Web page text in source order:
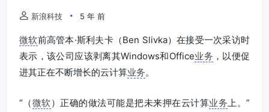
新浪科技 5 年 前
微软前高管本·斯利夫卡（Ben Slivka）在接受一次采访时
表示，该公司应该剥离其Windows和Office业务 ，以便促
进其正在不断增长的云计算业务。
“（微软）正确的做法可能是把未来押在云计算业务 上。”